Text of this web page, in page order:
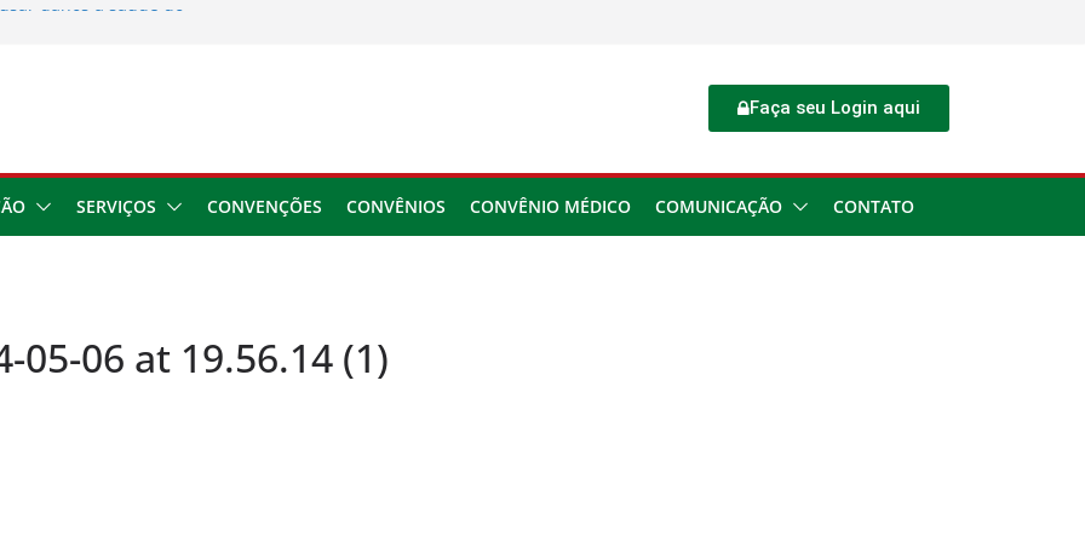
danos à saúde do
Faça seu Login aqui
SERVIÇOS CONVENÇÕES CONVÊNIOS CONVÊNIO MÉDICO COMUNICAÇÃO CONTATO
05-06 at 19.56.14 (1)